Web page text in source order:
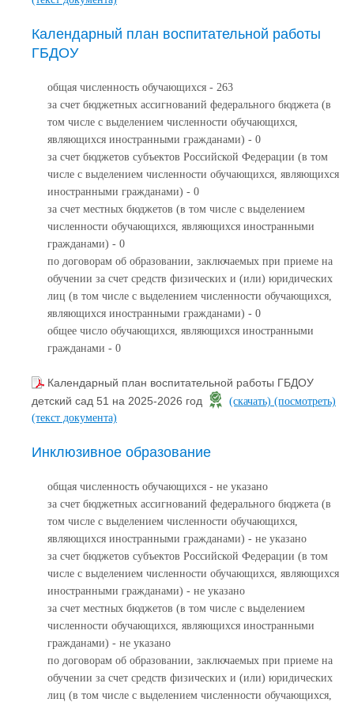
Календарный план воспитательной работы
ГБДОУ
общая численность обучающихся - 263
за счет бюджетных ассигнований федерального бюджета (в
том числе с выделением численности обучающихся,
являющихся иностранными гражданами) - 0
за счет бюджетов субъектов Российской Федерации (в том
числе с выделением численности обучающихся, являющихся
иностранными гражданами) - 0
за счет местных бюджетов (в том числе с выделением
численности обучающихся, являющихся иностранными
гражданами) - 0
по договорам об образовании, заключаемых при приеме на
обучении за счет средств физических и (или) юридических
лиц (в том числе с выделением численности обучающихся,
являющихся иностранными гражданами) - 0
общее число обучающихся, являющихся иностранными
гражданами - 0
Календарный план воспитательной работы ГБДОУ
детский сад 51 на 2025-2026 год
(скачать) (посмотреть)
(текст документа)
Инклюзивное образование
общая численность обучающихся - не указано
за счет бюджетных ассигнований федерального бюджета (в
том числе с выделением численности обучающихся,
являющихся иностранными гражданами) - не указано
за счет бюджетов субъектов Российской Федерации (в том
числе с выделением численности обучающихся, являющихся
иностранными гражданами) - не указано
за счет местных бюджетов (в том числе с выделением
численности обучающихся, являющихся иностранными
гражданами) - не указано
по договорам об образовании, заключаемых при приеме на
обучении за счет средств физических и (или) юридических
лиц (в том числе с выделением численности обучающихся,